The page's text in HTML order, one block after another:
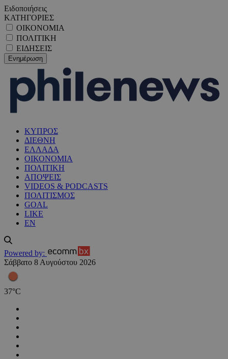
Ειδοποιήσεις
ΚΑΤΗΓΟΡΙΕΣ
ΟΙΚΟΝΟΜΙΑ
ΠΟΛΙΤΙΚΗ
ΕΙΔΗΣΕΙΣ
ΚΥΠΡΟΣ
ΔΙΕΘΝΗ
ΕΛΛΑΔΑ
ΟΙΚΟΝΟΜΙΑ
ΠΟΛΙΤΙΚΗ
ΑΠΟΨΕΙΣ
VIDEOS & PODCASTS
ΠΟΛΙΤΙΣΜΟΣ
GOAL
LIKE
EN
Powered by:
Σάββατο 8 Αυγούστου 2026
37°C